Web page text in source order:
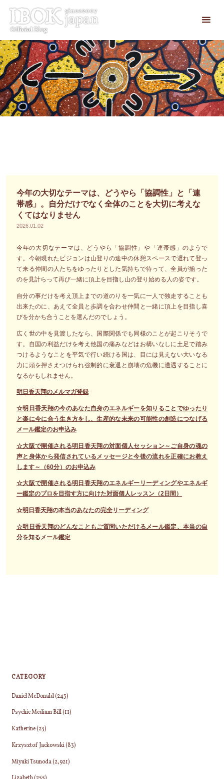
ツ
へ
ス
キ
ッ
プ
今年の大切なテーマは、どうやら「協調性」と「連
帯感」。自分だけでなく全体のことを大切に考えな
くてはなりません
2026.01.02
今年の大切なテーマは、どうやら「協調性」や「連帯感」のようで
す。今朝現れたビジョンは山登りの途中の休憩スペースで遅れて登っ
て来る仲間の人たちをゆったりとした気持ちで待って、全員が揃った
のを見計らって再び一緒に頂上を目指し山の登り始める人の姿です。
自分の事だけを考え頂上までの道のりを一気に一人で独走することも
出来たのに、あえて全員と歩調を合わせ仲間と一緒に頂上を目指し喜
びを分かち合うことを選んだのでしょう。
広く世の中を見渡したなら、国際関係でも同様のことが起こりそうで
す。自国の利益だけを考え他国の痛みなどはお構いなしに土足で踏み
つけるようなことを平気で行い続ける国は、目には見えない大いなる
力に頭を押さえつけられ強制的に衰退と崩壊の危機に遭遇することに
なるかもしれません。
明日香天翔のメルマガ登録
☆明日香天翔の今のあなた自身のエネルギーを知りることでゆったり
と楽に今に合う生き方をし、生産的な未来の可能性の創造につなげる
メール鑑定のお申込み
☆大阪で開催される明日香天翔の対面個人セッション～ご自身の魂の
声と身体から発信されているメッセージと今後の流れを正確にお教え
します～（60分）のお申込み
☆大阪で開催される明日香天翔のエネルギーリーディングやエネルギ
ー鑑定のプロを目指す方に向けた対面個人レッスン（2日間）
☆明日香天翔の本当のあなたの完全リーディング
☆明日香天翔のどんなこともご質問いただけるメール鑑定、本当の自
分を知るメール鑑定
CATEGORY
Daniel McDonald(243)
Psychic Medium Bill(11)
Katherine(23)
Krzysztof Jackowski(83)
Miyuki Tsunoda(2,921)